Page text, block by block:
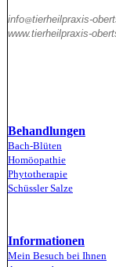
info@tierheilpraxis-
www.tierheilpraxis-
Behandlungen
Bach-Blüten
Homöopathie
Phytotherapie
Schüssler Salze
Informationen
Mein Besuch bei Ihnen